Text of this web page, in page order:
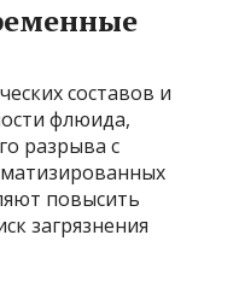
составов и
флюида,
разрыва с
повысить
загрязнения